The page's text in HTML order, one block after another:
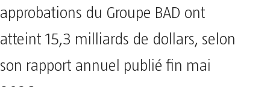
approbations du Groupe BAD ont
atteint 15,3 milliards de dollars, selon
son rapport annuel publié fin mai